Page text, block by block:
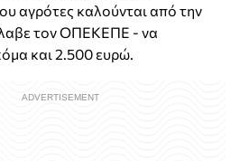
αγρότες καλούνται από την
τον ΟΠΕΚΕΠΕ - να
και 2.500 ευρώ.